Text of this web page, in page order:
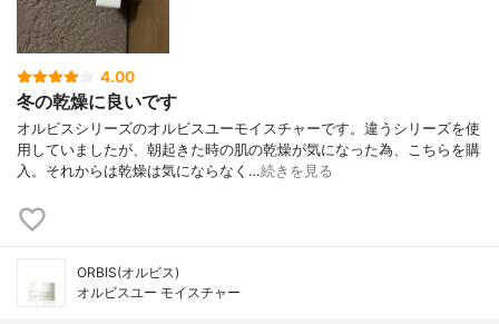
4.00
冬の乾燥に良いです
オルビスシリーズのオルビスユーモイスチャーです。違うシリーズを使
用していましたが、朝起きた時の肌の乾燥が気になった為、こちらを購
入。それからは乾燥は気にならなく…続きを見る
ORBIS(オルビス)
オルビスユー モイスチャー